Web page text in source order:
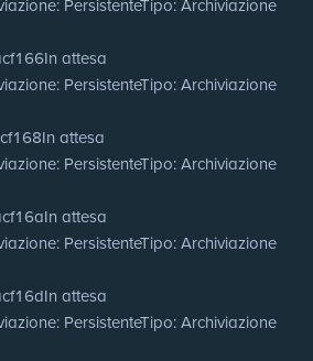
: PersistenteTipo: Archiviazione
In attesa
: PersistenteTipo: Archiviazione
In attesa
: PersistenteTipo: Archiviazione
In attesa
: PersistenteTipo: Archiviazione
In attesa
: PersistenteTipo: Archiviazione